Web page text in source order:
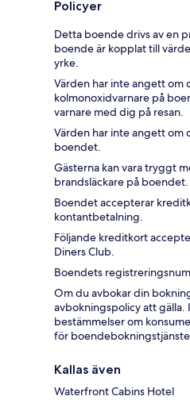
Policyer
Detta boende drivs av en
boende är kopplat till
yrke.
Värden har inte angett om
kolmonoxidvarnare på
varnare med dig på resan.
Värden har inte angett
boendet.
Gästerna kan vara tryggt
brandsläckare på boendet.
Boendet accepterar
kontantbetalning.
Följande kreditkort
Diners Club.
Boendets
Om du avbokar din
avbokningspolicy att gälla.
bestämmelser om
för
Kallas även
Waterfront Cabins Hotel